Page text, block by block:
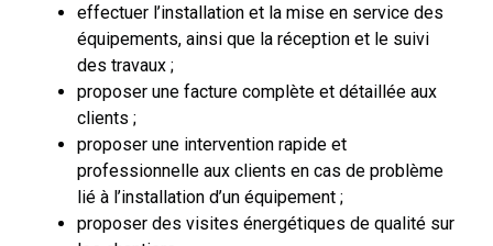
effectuer l’installation et la mise en service des
équipements, ainsi que la réception et le suivi
des travaux ;
proposer une facture complète et détaillée aux
clients ;
proposer une intervention rapide et
professionnelle aux clients en cas de problème
lié à l’installation d’un équipement ;
proposer des visites énergétiques de qualité sur